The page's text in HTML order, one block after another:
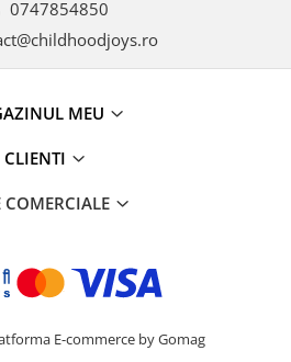
0747854850
MEU
CLIENTI
COMERCIALE
E-commerce by Gomag